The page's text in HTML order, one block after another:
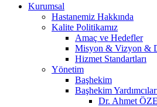
Kurumsal
Hastanemiz Hakkında
Kalite Politikamız
Amaç ve Hedefler
Misyon & Vizyon &
Hizmet Standartları
Yönetim
Başhekim
Başhekim
Dr. Ahmet